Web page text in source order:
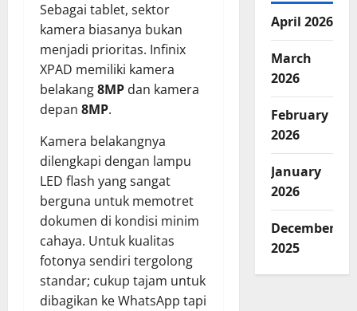
Sebagai tablet, sektor
kamera biasanya bukan
menjadi prioritas. Infinix
XPAD memiliki kamera
belakang8MP dan kamera
depan 8MP.
Kamera belakangnya
dilengkapi dengan lampu
LED flash yang sangat
berguna untuk memotret
dokumen di kondisi minim
cahaya. Untuk kualitas
fotonya sendiri tergolong
standar; cukup tajam untuk
dibagikan ke WhatsApp tapi
April 2026
March
2026
February
2026
January
2026
December
2025